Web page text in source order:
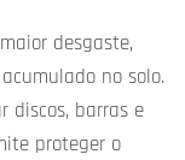
desgaste,
no solo.
discos, barras e
proteger o